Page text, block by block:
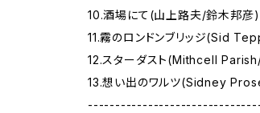
10.酒場にて(山上路夫/鈴木邦彦)
11.霧のロンドンブリッジ(Sid
12.スターダスト(Mithcell
13.想い出のワルツ(Sidney